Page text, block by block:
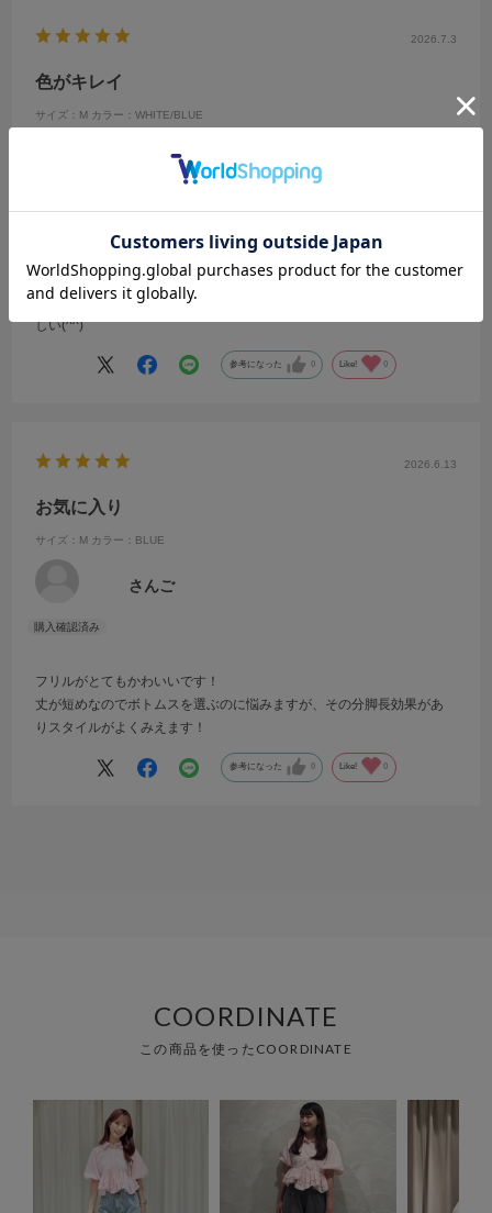
2026.7.3
色がキレイ
サイズ：M カラー：WHITE/BLUE
no name
性別: 女性 身長:156～160cm
いろんなパンツに合わせやすいから仕事でもオフの日でも使いやすい
し、短い丈だから足が長く見えます！二の腕がカバーされてるのも嬉
しい(^^)
参考になった 0 Like! 0
2026.6.13
お気に入り
サイズ：M カラー：BLUE
さんご
フリルがとてもかわいいです！
丈が短めなのでボトムスを選ぶのに悩みますが、その分脚長効果があ
りスタイルがよくみえます！
参考になった 0 Like! 0
COORDINATE
この商品を使ったCOORDINATE